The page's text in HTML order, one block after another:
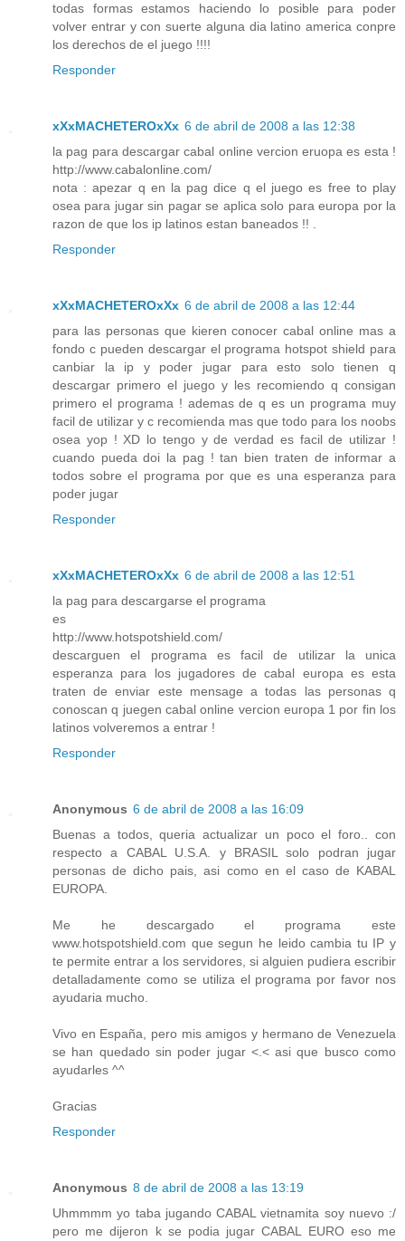
todas formas estamos haciendo lo posible para poder
volver entrar y con suerte alguna dia latino america conpre
los derechos de el juego !!!!
Responder
xXxMACHETEROxXx 6 de abril de 2008 a las 12:38
la pag para descargar cabal online vercion eruopa es esta !
http://www.cabalonline.com/
nota : apezar q en la pag dice q el juego es free to play
osea para jugar sin pagar se aplica solo para europa por la
razon de que los ip latinos estan baneados !! .
Responder
xXxMACHETEROxXx 6 de abril de 2008 a las 12:44
para las personas que kieren conocer cabal online mas a
fondo c pueden descargar el programa hotspot shield para
canbiar la ip y poder jugar para esto solo tienen q
descargar primero el juego y les recomiendo q consigan
primero el programa ! ademas de q es un programa muy
facil de utilizar y c recomienda mas que todo para los noobs
osea yop ! XD lo tengo y de verdad es facil de utilizar !
cuando pueda doi la pag ! tan bien traten de informar a
todos sobre el programa por que es una esperanza para
poder jugar
Responder
xXxMACHETEROxXx 6 de abril de 2008 a las 12:51
la pag para descargarse el programa
es
http://www.hotspotshield.com/
descarguen el programa es facil de utilizar la unica
esperanza para los jugadores de cabal europa es esta
traten de enviar este mensage a todas las personas q
conoscan q juegen cabal online vercion europa 1 por fin los
latinos volveremos a entrar !
Responder
Anonymous 6 de abril de 2008 a las 16:09
Buenas a todos, queria actualizar un poco el foro.. con
respecto a CABAL U.S.A. y BRASIL solo podran jugar
personas de dicho pais, asi como en el caso de KABAL
EUROPA.
Me he descargado el programa este
www.hotspotshield.com que segun he leido cambia tu IP y
te permite entrar a los servidores, si alguien pudiera escribir
detalladamente como se utiliza el programa por favor nos
ayudaria mucho.
Vivo en España, pero mis amigos y hermano de Venezuela
se han quedado sin poder jugar <.< asi que busco como
ayudarles ^^
Gracias
Responder
Anonymous 8 de abril de 2008 a las 13:19
Uhmmmm yo taba jugando CABAL vietnamita soy nuevo :/
pero me dijeron k se podia jugar CABAL EURO eso me